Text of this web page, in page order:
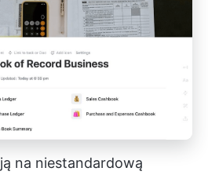
na niestandardową